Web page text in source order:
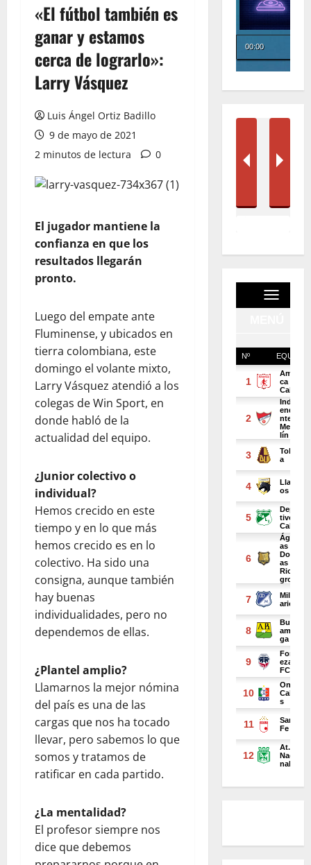
«El fútbol también es
ganar y estamos
cerca de lograrlo»:
Larry Vásquez
Luis Ángel Ortiz Badillo
9 de mayo de 2021
2 minutos de lectura
0
El jugador mantiene la
confianza en que los
resultados llegarán
pronto.
Luego del empate ante
Fluminense, y ubicados en
tierra colombiana, este
domingo el volante mixto,
Larry Vásquez atendió a los
colegas de Win Sport, en
donde habló de la
actualidad del equipo.
¿Junior colectivo o
individual?
Hemos crecido en este
tiempo y en lo que más
hemos crecido es en lo
colectivo. Ha sido una
consigna, aunque también
hay buenas
individualidades, pero no
dependemos de ellas.
¿Plantel amplio?
Llamarnos la mejor nómina
del país es una de las
cargas que nos ha tocado
llevar, pero sabemos lo que
somos y tratamos de
ratificar en cada partido.
¿La mentalidad?
El profesor siempre nos
dice que debemos